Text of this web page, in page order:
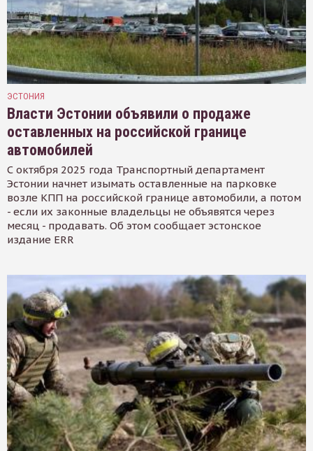
ЭСТОНИЯ
Власти Эстонии объявили о продаже
оставленных на российской границе
автомобилей
С октября 2025 года Транспортный департамент
Эстонии начнет изымать оставленные на парковке
возле КПП на российской границе автомобили, а потом
- если их законные владельцы не объявятся через
месяц - продавать. Об этом сообщает эстонское
издание ERR